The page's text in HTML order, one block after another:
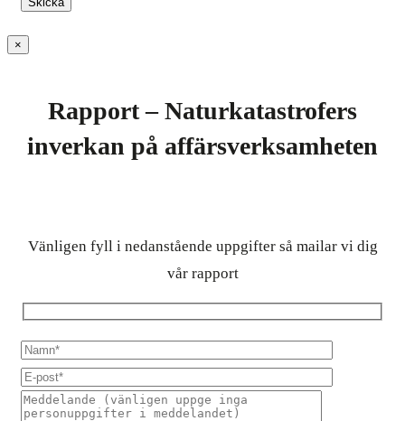
×
Rapport – Naturkatastrofers
inverkan på affärsverksamheten
Vänligen fyll i nedanstående uppgifter så mailar vi dig
vår rapport